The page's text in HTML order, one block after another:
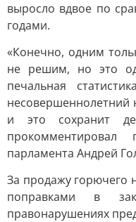
выросло вдвое по
годами.
«Конечно, одним
не решим, но это
печальная
несовершеннолетний
и это сохранит
прокомментировал
парламента Андрей
За продажу горючего
поправками в
правонарушениях